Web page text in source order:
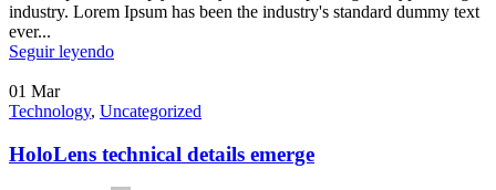
industry. Lorem Ipsum has been the industry's standard dummy text
ever...
Seguir leyendo
01 Mar
Technology, Uncategorized
HoloLens technical details emerge